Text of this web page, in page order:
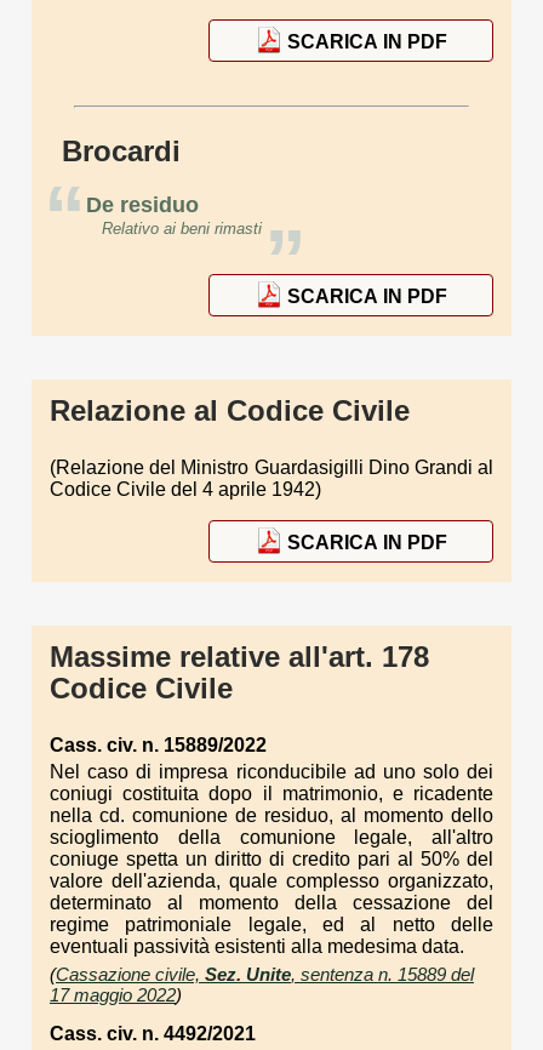
SCARICA IN PDF
Brocardi
“ De residuo
”
Relativo ai beni rimasti
SCARICA IN PDF
Relazione al Codice Civile
(Relazione del Ministro Guardasigilli Dino Grandi al
Codice Civile del 4 aprile 1942)
SCARICA IN PDF
Massime relative all'art. 178
Codice Civile
Cass. civ. n. 15889/2022
Nel caso di impresa riconducibile ad uno solo dei
coniugi costituita dopo il matrimonio, e ricadente
nella cd. comunione de residuo, al momento dello
scioglimento della comunione legale, all'altro
coniuge spetta un diritto di credito pari al 50% del
valore dell'azienda, quale complesso organizzato,
determinato al momento della cessazione del
regime patrimoniale legale, ed al netto delle
eventuali passività esistenti alla medesima data.
(Cassazione civile, Sez. Unite, sentenza n. 15889 del
17 maggio 2022)
Cass. civ. n. 4492/2021